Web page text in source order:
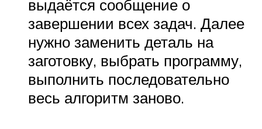
выдаётся сообщение о
завершении всех задач. Далее
нужно заменить деталь на
заготовку, выбрать программу,
выполнить последовательно
весь алгоритм заново.